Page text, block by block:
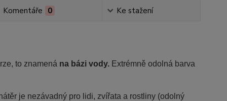
Komentáře 0 Ke stažení
to znamená na bázi vody.Extrémně odolná barva
je nezávadný pro lidi, zvířata a rostliny (odolný